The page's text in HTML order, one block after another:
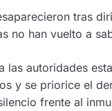
tras
no han vuelto a
autoridades
y se priorice el
frente al